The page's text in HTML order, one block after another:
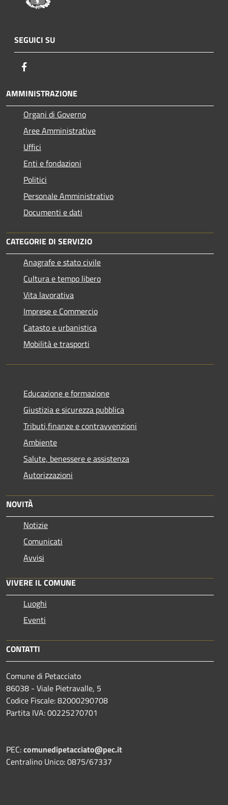
SEGUICI SU
AMMINISTRAZIONE
Organi di Governo
Aree Amministrative
Uffici
Enti e fondazioni
Politici
Personale Amministrativo
Documenti e dati
CATEGORIE DI SERVIZIO
Anagrafe e stato civile
Cultura e tempo libero
Vita lavorativa
Imprese e Commercio
Catasto e urbanistica
Mobilità e trasporti
Educazione e formazione
Giustizia e sicurezza pubblica
Tributi,finanze e contravvenzioni
Ambiente
Salute, benessere e assistenza
Autorizzazioni
NOVITÀ
Notizie
Comunicati
Avvisi
VIVERE IL COMUNE
Luoghi
Eventi
CONTATTI
Comune di Petacciato
86038 - Viale Pietravalle, 5
Codice Fiscale: 82000290708
Partita IVA: 00225270701
PEC:comunedipetacciato@pec.it
Centralino Unico: 0875/67337